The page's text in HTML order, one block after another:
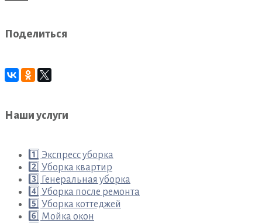
Поделиться
Наши услуги
1️⃣ Экспресс уборка
2️⃣ Уборка квартир
3️⃣ Генеральная уборка
4️⃣ Уборка после ремонта
5️⃣ Уборка коттеджей
6️⃣ Мойка окон